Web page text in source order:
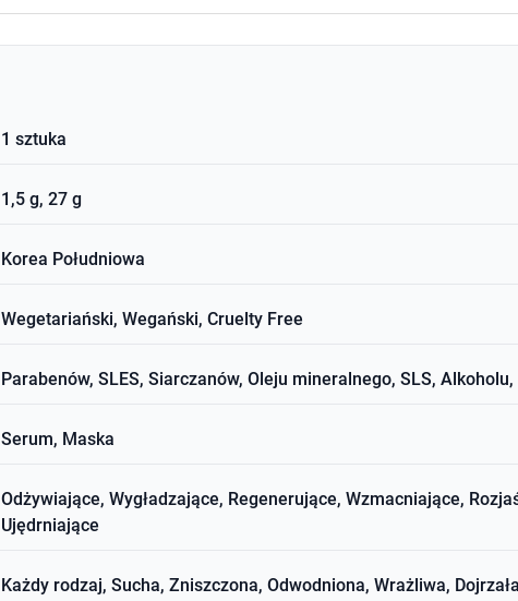
1 sztuka
1,5 g, 27 g
Korea Południowa
Wegetariański, Wegański, Cruelty Free
Parabenów, SLES, Siarczanów, Oleju mineralnego, SLS,
Serum, Maska
Odżywiające, Wygładzające, Regenerujące, Wzmacniające,
Ujędrniające
Każdy rodzaj, Sucha, Zniszczona, Odwodniona, Wrażliwa, Dojrzała